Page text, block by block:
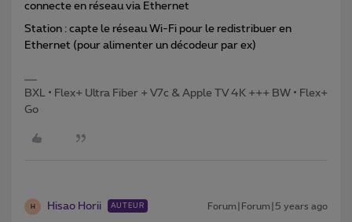
connecte en réseau via Ethernet
Station : capte le réseau Wi-Fi pour le redistribuer en
Ethernet (pour alimenter un décodeur par ex)
BXL • Flex+ Ultra Fiber + V7c & Apple TV 4K +++ BW • Flex+
Go
H Hisao Horii AUTEUR Forum|Forum|5 years ago